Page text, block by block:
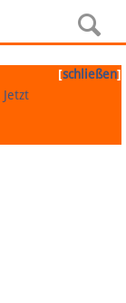
[schließen]
Jetzt